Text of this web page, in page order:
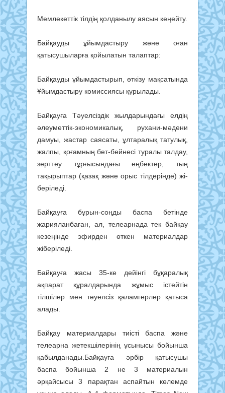
Мемлекеттік тілдің қол­данылу аясын кеңейту.
Байқауды ұйымдастыру және оған
қатысушыларға қо­йы­­­латын талаптар:
Байқауды ұйымдастырып, өткізу мақсатында
Ұйым­дас­тыру комиссиясы құрылады.
Байқауға Тәуелсіздік жыл­­дарын­дағы елдің
әлеу­мет­тік-экономикалық, рухани-мә­де­ни
дамуы, жастар сая­саты, ұлт­аралық татулық,
жалпы, қоғам­ның бет-бейнесі туралы талдау,
зерттеу тұрғысындағы еңбектер, тың
тақырыптар (қа­зақ және орыс тілдерінде) жі­
беріледі.
Байқауға бұрын-соңды бас­­па бетінде
жарияланбаған, ал, телеарнада тек байқау
ке­зеңінде эфирден өткен материалдар
жіберіледі.
Байқауға жасы 35-ке дейінгі бұқа­ра­лық
ақпарат құ­рал­дарында жұмыс істей­тін
тілшілер мен тәуелсіз қалам­герлер қатыса
алады.
Байқау материалдары тиісті баспа және
телеарна же­тек­шілерінің ұсынысы бойынша
қабылданады.Байқауға әрбір қа­ты­су­шы
баспа бойынша 2 не 3 материалын
әрқайсысы 3 парақтан аспайтын көлемде